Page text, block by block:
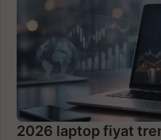
2026 laptop fiyat